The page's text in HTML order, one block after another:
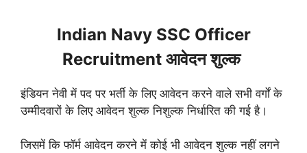
Indian Navy SSC Officer
Recruitment आवेदन शुल्क
इंडियन नेवी में पद पर भर्ती के लिए आवेदन करने वाले सभी वर्गों के
उम्मीदवारों के लिए आवेदन शुल्क निशुल्क निर्धारित की गई है।
जिसमें कि फॉर्म आवेदन करने में कोई भी आवेदन शुल्क नहीं लगने